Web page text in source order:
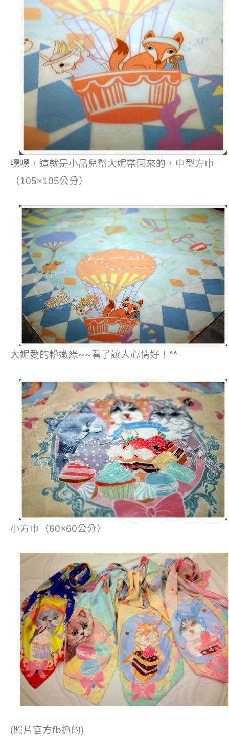
嘿嘿，這就是小品兒幫大妮帶回來的， 中型方巾
（105×105公分）
大妮愛的粉嫩綠~~看了讓人心情好！^^
小方巾（60×60公分）
(照片官方fb抓的)